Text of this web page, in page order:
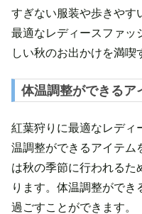
すぎない服装や歩きやす
最適なレディースファッ
しい秋のお出かけを満喫
体温調整ができるア
紅葉狩りに最適なレディ
温調整ができるアイテム
は秋の季節に行われるた
ります。体温調整ができ
過ごすことができます。